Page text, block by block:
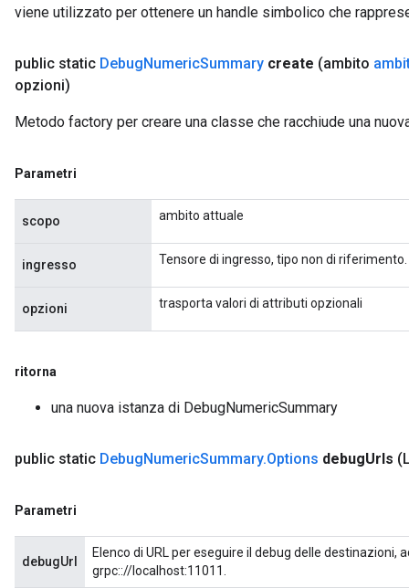
viene utilizzato per ottenere un handle simbolico che
public static DebugNumericSummary create (ambito
opzioni)
Metodo factory per creare una classe che racchiude una
Parametri
scopo ambito attuale
ingresso Tensore di ingresso, tipo non di riferimento.
opzioni trasporta valori di attributi opzionali
ritorna
una nuova istanza di DebugNumericSummary
public static DebugNumericSummary.Options debugUrls
Parametri
debugUrl
Elenco di URL per eseguire il debug delle
grpc:://localhost:11011.